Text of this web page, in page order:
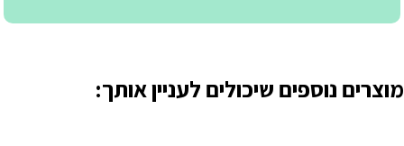
מוצרים נוספים שיכולים לעניין אותך: